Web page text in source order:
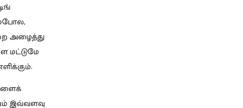
அழைத்து
மட்டுமே
இவ்வளவு